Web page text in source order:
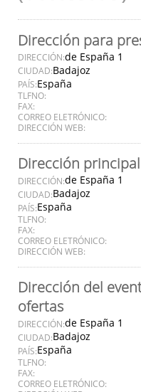
Dirección para
DIRECCIÓN:de España 1
CIUDAD:Badajoz
PAÍS:España
TLFNO:
FAX:
CORREO ELETRÓNICO:
DIRECCIÓN WEB:
Dirección principal
DIRECCIÓN:de España 1
CIUDAD:Badajoz
PAÍS:España
TLFNO:
FAX:
CORREO ELETRÓNICO:
DIRECCIÓN WEB:
Dirección del
ofertas
DIRECCIÓN:de España 1
CIUDAD:Badajoz
PAÍS:España
TLFNO:
FAX:
CORREO ELETRÓNICO: